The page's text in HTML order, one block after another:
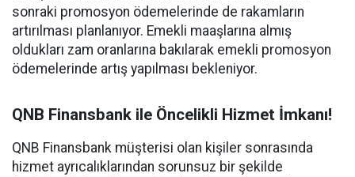
sonraki promosyon ödemelerinde de rakamların
artırılması planlanıyor. Emekli maaşlarına almış
oldukları zam oranlarına bakılarak emekli promosyon
ödemelerinde artış yapılması bekleniyor.
QNB Finansbank ile Öncelikli Hizmet İmkanı!
QNB Finansbank müşterisi olan kişiler sonrasında
hizmet ayrıcalıklarından sorunsuz bir şekilde